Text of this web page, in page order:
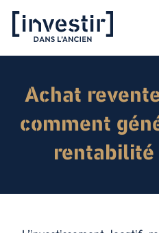
Achat
comment
rentabilité